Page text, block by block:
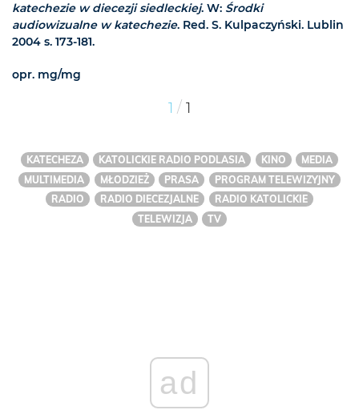
katechezie w diecezji siedleckiej. W: Środki
audiowizualne w katechezie. Red. S. Kulpaczyński. Lublin
2004 s. 173-181.
opr. mg/mg
1 / 1
KATECHEZA KATOLICKIE RADIO PODLASIA KINO
MEDIA
MULTIMEDIA
MŁODZIEŻ PRASA
PROGRAM TELEWIZYJNY
RADIO
RADIO DIECEZJALNE
RADIO KATOLICKIE
TELEWIZJA
TV
ad